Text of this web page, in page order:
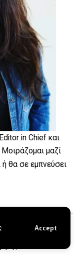
Accept
in Chief και
Μοιράζομαι μαζί
θα σε εμπνεύσει
Απορρήτου